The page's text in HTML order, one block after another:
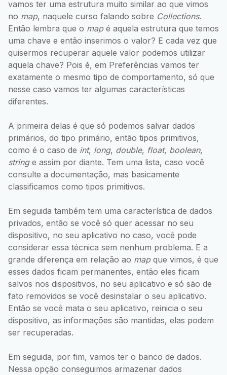
vamos ter uma estrutura muito similar ao que vimos
no map, naquele curso falando sobre Collections.
Então lembra que o mapé aquela estrutura que temos
uma chave e então inserimos o valor? E cada vez que
quisermos recuperar aquele valor podemos utilizar
aquela chave? Pois é, em Preferências vamos ter
exatamente o mesmo tipo de comportamento, só que
nesse caso vamos ter algumas características
diferentes.
A primeira delas é que só podemos salvar dados
primários, do tipo primário, então tipos primitivos,
como é o caso de int, long, double, float, boolean,
stringe assim por diante. Tem uma lista, caso você
consulte a documentação, mas basicamente
classificamos como tipos primitivos.
Em seguida também tem uma característica de dados
privados, então se você só quer acessar no seu
dispositivo, no seu aplicativo no caso, você pode
considerar essa técnica sem nenhum problema. E a
grande diferença em relação ao mapque vimos, é que
esses dados ficam permanentes, então eles ficam
salvos nos dispositivos, no seu aplicativo e só são de
fato removidos se você desinstalar o seu aplicativo.
Então se você mata o seu aplicativo, reinicia o seu
dispositivo, as informações são mantidas, elas podem
ser recuperadas.
Em seguida, por fim, vamos ter o banco de dados.
Nessa opção conseguimos armazenar dados